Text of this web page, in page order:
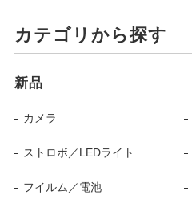
カテゴリから探す
新品
カメラ
ストロボ／LEDライト
フイルム／電池